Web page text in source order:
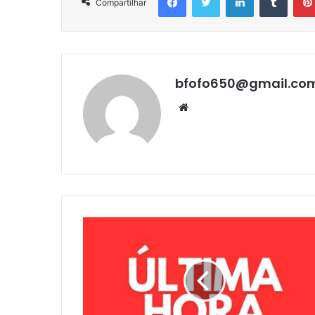
Compartilhar
Website